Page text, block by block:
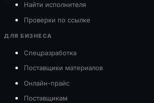
Найти исполнителя
Проверки по ссылке
ДЛЯ БИЗНЕСА
Спецразработка
Поставщики материалов
Онлайн-прайс
Поставщикам